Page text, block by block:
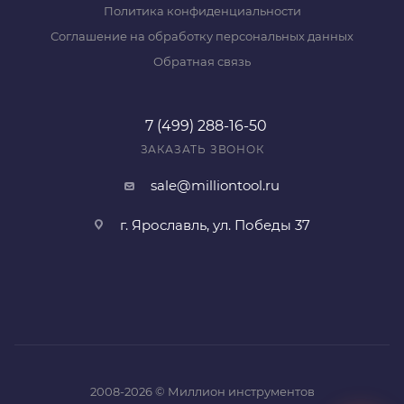
Политика конфиденциальности
Соглашение на обработку персональных данных
Обратная связь
7 (499) 288-16-50
ЗАКАЗАТЬ ЗВОНОК
sale@milliontool.ru
г. Ярославль, ул. Победы 37
2008-2026 © Миллион инструментов